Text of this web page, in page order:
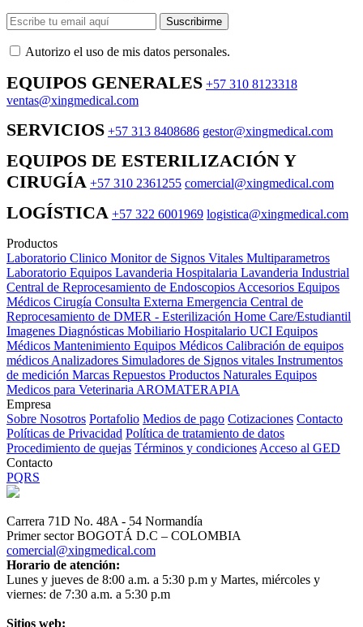
Suscribirme
Autorizo ​​el uso de mis datos personales.
EQUIPOS GENERALES +57 310 8123318
ventas@xingmedical.com
SERVICIOS +57 313 8408686 gestor@xingmedical.com
EQUIPOS DE ESTERILIZACIÓN Y
CIRUGÍA +57 310 2361255 comercial@xingmedical.com
LOGÍSTICA +57 322 6001969 logistica@xingmedical.com
Productos
Laboratorio Clinico Monitor de Signos Vitales Multiparametros
Laboratorio Equipos Lavanderia Hospitalaria Lavanderia Industrial
Central de Reprocesamiento de Endoscopios Accesorios Equipos
Médicos Cirugía Consulta Externa Emergencia Central de
Reprocesamiento de DMER - Esterilización Home Care/Estudiantil
Imagenes Diagnósticas Mobiliario Hospitalario UCI Equipos
Médicos Mantenimiento Equipos Médicos Calibración de equipos
médicos Analizadores Simuladores de Signos vitales Instrumentos
de medición Marcas Repuestos Productos Naturales Equipos
Medicos para Veterinaria AROMATERAPIA
Empresa
Sobre Nosotros Portafolio Medios de pago Cotizaciones Contacto
Políticas de Privacidad Política de tratamiento de datos
Procedimiento de quejas Términos y condiciones Acceso al GED
Contacto
PQRS
Carrera 71D No. 48A - 54 Normandía
Primer sector BOGOTÁ D.C – COLOMBIA
comercial@xingmedical.com
Horario de atención:
Lunes y jueves de 8:00 a.m. a 5:30 p.m y Martes, miércoles y
viernes: de 7:30 a.m. a 5:30 p.m
Sitios web: